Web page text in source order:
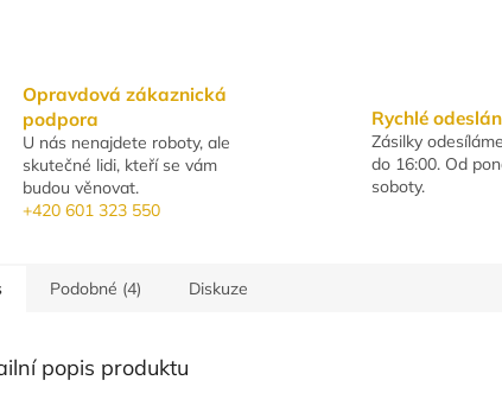
Opravdová zákaznická
podpora
U nás nenajdete roboty, ale
skutečné lidi, kteří se vám
budou věnovat.
+420 601 323 550
Rychlé
Zásilky
do 16:00. Od
soboty.
Podobné (4) Diskuze
popis produktu